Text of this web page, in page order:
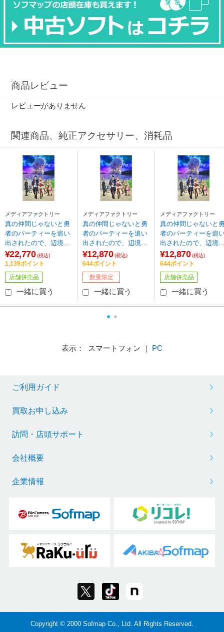
商品レビュー
レビューがありません
関連商品、純正アクセサリー、消耗品
メディアファクトリー
真の仲間じゃないと勇
者のパーティーを追い
出されたので、辺境で
スローライフすること
にしました 第1巻 アニ
メ描き下ろしリットの
添い寝シーツ付き完全
数量限定版 BD ※特典
¥22,770 (税込)
1,139ポイント
店舗併売品
一緒に買う
メディアファクトリー
真の仲間じゃないと勇
者のパーティーを追い
出されたので、辺境で
スローライフすること
にしました 第1巻 通常
版 BD 【sof001】 ※特
典終了
¥12,870 (税込)
644ポイント
数量限定
一緒に買う
メディアファクトリー
真の仲間じゃないと
者のパーティーを追
出されたので、辺境
スローライフするこ
にしました 第3巻 BD
※特典終了【sof001
¥12,870 (税込)
644ポイント
店舗併売品
一緒に買う
表示： スマートフォン ｜ PC
ご利用ガイド
買取お申し込み
訪問・店頭サポート
会社概要
企業情報
Copyright © 2000 Sofmap Co., Ltd. All Rights Reserved.